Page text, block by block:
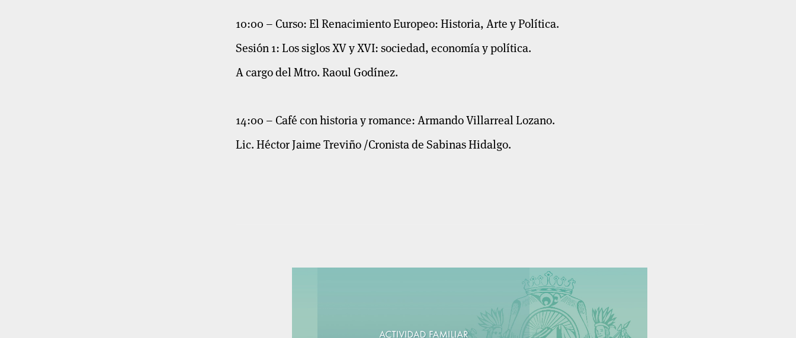
10:00 – Curso: El Renacimiento Europeo: Historia, Arte y Política.
Sesión 1: Los siglos XV y XVI: sociedad, economía y política.
A cargo del Mtro. Raoul Godínez.
14:00 – Café con historia y romance: Armando Villarreal Lozano.
Lic. Héctor Jaime Treviño /Cronista de Sabinas Hidalgo.